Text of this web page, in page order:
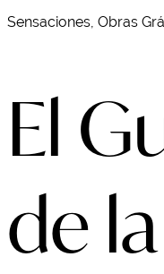
Sensaciones, Obras
El
de